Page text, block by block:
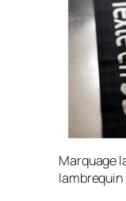
Marquage
lambrequin